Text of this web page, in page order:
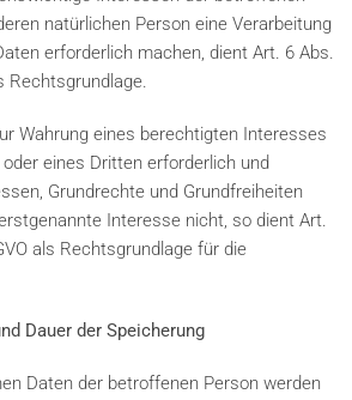
natürlichen Person eine Verarbeitung
erforderlich machen, dient Art. 6 Abs.
Rechtsgrundlage.
Wahrung eines berechtigten Interesses
eines Dritten erforderlich und
Grundrechte und Grundfreiheiten
Interesse nicht, so dient Art.
als Rechtsgrundlage für die
Dauer der Speicherung
Daten der betroffenen Person werden